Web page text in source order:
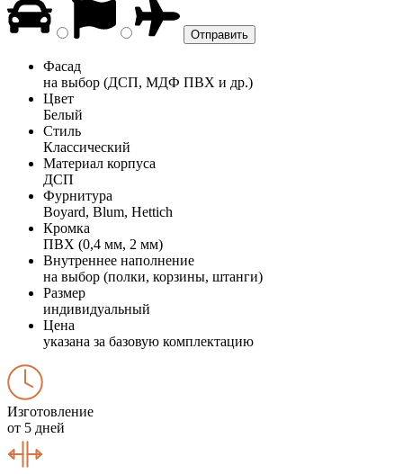
Фасад
на выбор (ДСП, МДФ ПВХ и др.)
Цвет
Белый
Стиль
Классический
Материал корпуса
ДСП
Фурнитура
Boyard, Blum, Hettich
Кромка
ПВХ (0,4 мм, 2 мм)
Внутреннее наполнение
на выбор (полки, корзины, штанги)
Размер
индивидуальный
Цена
указана за базовую комплектацию
Изготовление
от 5 дней